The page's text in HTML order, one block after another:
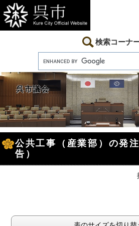
ー
ジ
の
ニ
ュ
ー
て
検索コーナ
呉市議会
文
公共工事（産業部）の発
告）